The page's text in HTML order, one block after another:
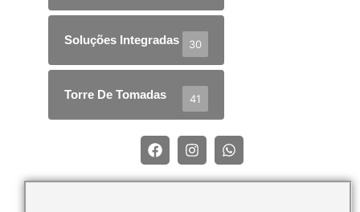
Soluções Integradas 30
Torre De Tomadas 41